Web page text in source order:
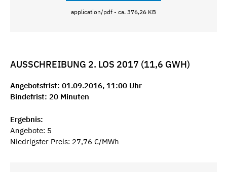
application/pdf - ca. 376,26 KB
AUSSCHREIBUNG 2. LOS 2017 (11,6 GWH)
Angebotsfrist: 01.09.2016, 11:00 Uhr
Bindefrist: 20 Minuten
Ergebnis:
Angebote: 5
Niedrigster Preis: 27,76 €/MWh